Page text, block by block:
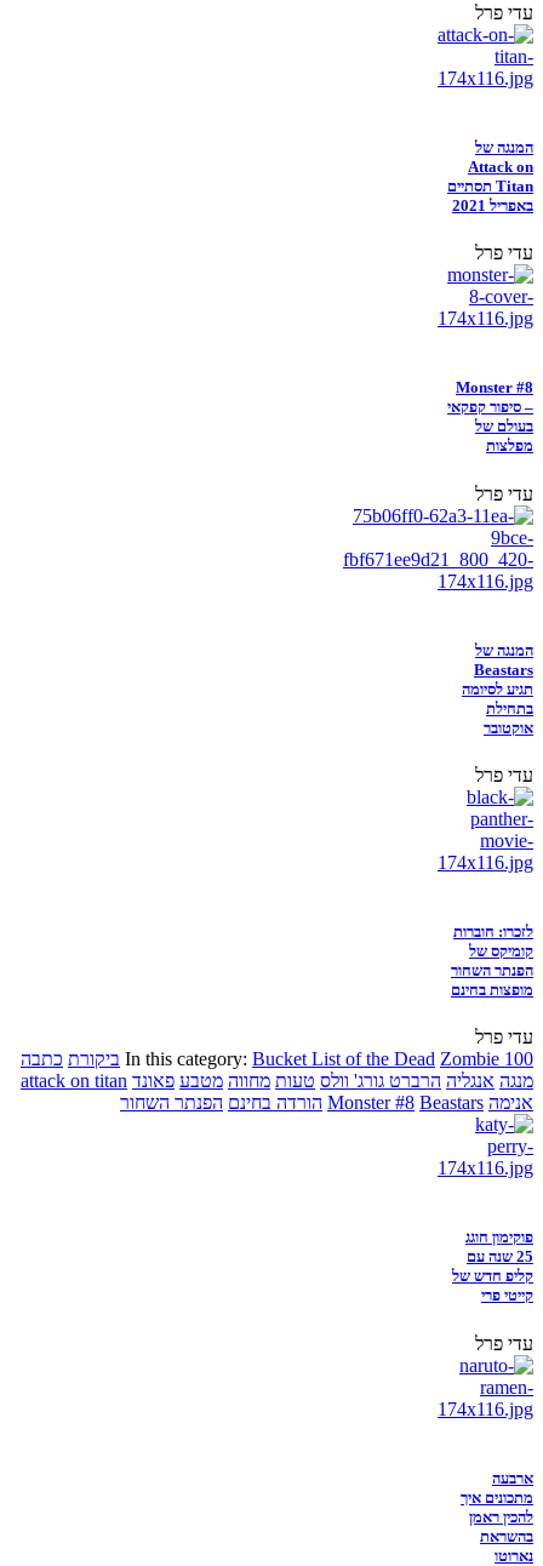
עדי פרל
המנגה של
Attack on
Titan תסתיים
באפריל 2021
עדי פרל
Monster #8
– סיפור קפקאי
בעולם של
מפלצות
עדי פרל
המנגה של
Beastars
תגיע לסיומה
בתחילת
אוקטובר
עדי פרל
לזכרו: חוברות
קומיקס של
הפנתר השחור
מופצות בחינם
עדי פרל
In this category: Bucket List of the Dead Zombie 100 ביקורת כתבה
מנגה אנגליה הרברט גורג' וולס טעות מחווה מטבע פאונד attack on titan
אנימה
Monster #8 Beastars הורדה בחינם הפנתר השחור
פוקימון חוגג
25 שנה עם
קליפ חדש של
קייטי פרי
עדי פרל
ארבעה
מתכונים איך
להכין ראמן
בהשראת
נארוטו